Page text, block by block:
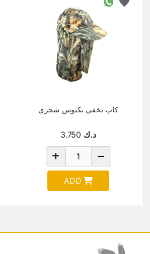
كاب تخفي بكبوس شجري
د.ك 3.750
ADD